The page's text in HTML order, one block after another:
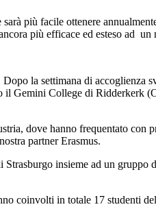
più facile ottenere
più efficace ed esteso ad un
la settimana di accoglienza
Gemini College di Ridderkerk
dove hanno frequentato con
partner Erasmus.
insieme ad un gruppo
coinvolti in totale 17 studenti